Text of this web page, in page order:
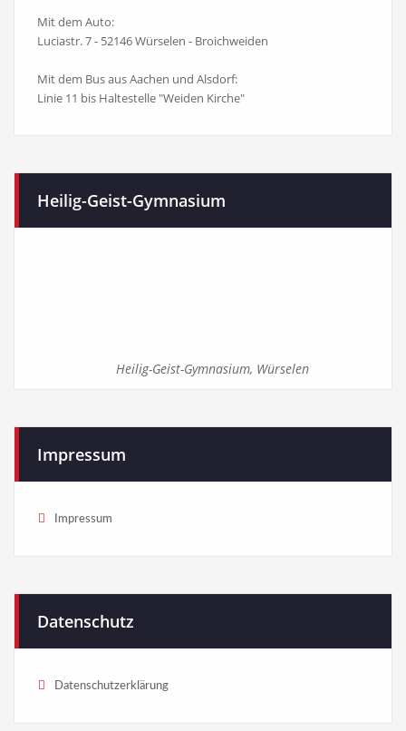
Mit dem Auto:
Luciastr. 7 - 52146 Würselen - Broichweiden
Mit dem Bus aus Aachen und Alsdorf:
Linie 11 bis Haltestelle "Weiden Kirche"
Heilig-Geist-Gymnasium
Heilig-Geist-Gymnasium, Würselen
Impressum
Impressum
Datenschutz
Datenschutzerklärung